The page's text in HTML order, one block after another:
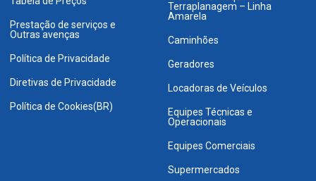
Prestação de serviços e
Outras avenças
Política de Privacidade
Diretivas de Privacidade
Política de Cookies(BR)
Terraplanagem – Linha
Amarela
Caminhões
Geradores
Locadoras de Veículos
Equipes Técnicas e
Operacionais
Equipes Comerciais
Supermercados